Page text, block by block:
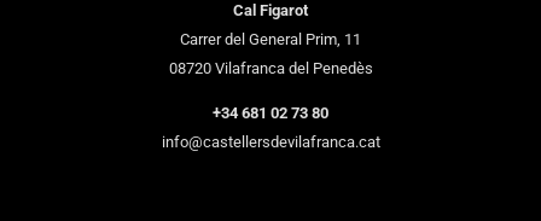
Cal Figarot
Carrer del General Prim, 11
08720 Vilafranca del Penedès
+34 681 02 73 80
info@castellersdevilafranca.cat